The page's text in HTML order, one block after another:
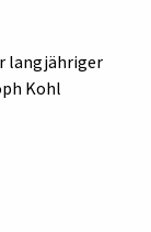
langjähriger
Kohl